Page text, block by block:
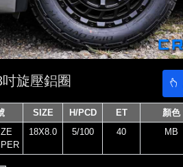
旋壓鋁圈
SIZE H/PCD ET 顏色
18X8.0 5/100 40 MB